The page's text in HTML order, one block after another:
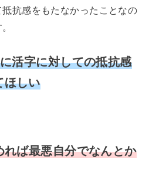
抗感をもたなかったことなの
活字に対しての抵抗感
ほしい
れば最悪自分でなんとか